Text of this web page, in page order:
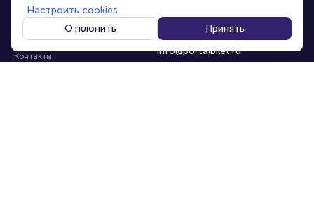
Персональные данные
О компании
Контакты
8-800-500-42-62
8-499-226-15-14
info@portalbilet.ru
С 10:00 до 21:00,
Настроить cookies
Отклонить
Принять